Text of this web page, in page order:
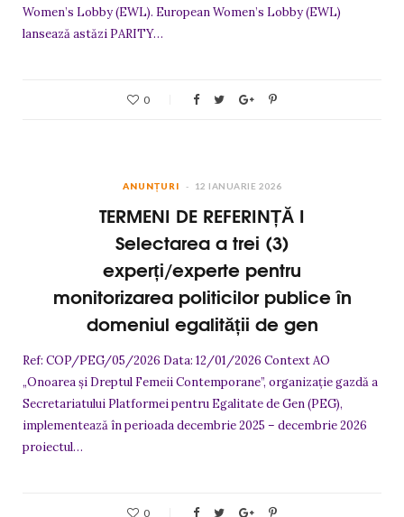
Women’s Lobby (EWL). European Women’s Lobby (EWL)
lansează astăzi PARITY…
0
ANUNȚURI 12 IANUARIE 2026
TERMENI DE REFERINȚĂ I
Selectarea a trei (3)
experți/experte pentru
monitorizarea politicilor publice în
domeniul egalității de gen
Ref: COP/PEG/05/2026 Data: 12/01/2026 Context AO
„Onoarea și Dreptul Femeii Contemporane”, organizație gazdă a
Secretariatului Platformei pentru Egalitate de Gen (PEG),
implementează în perioada decembrie 2025 – decembrie 2026
proiectul…
0